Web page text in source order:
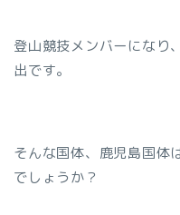
登山競技メンバーになり
出です。
そんな国体、鹿児島国体
でしょうか？